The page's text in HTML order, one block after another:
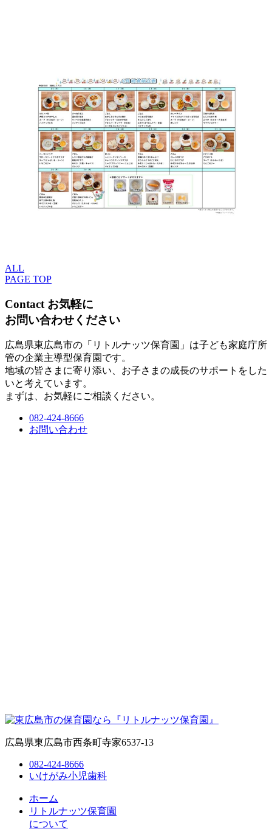
ALL
PAGE TOP
Contact お気軽に
お問い合わせください
広島県東広島市の「リトルナッツ保育園」は子ども家庭庁所
管の企業主導型保育園です。
地域の皆さまに寄り添い、お子さまの成長のサポートをした
いと考えています。
まずは、お気軽にご相談ください。
082-424-8666
お問い合わせ
広島県東広島市西条町寺家6537‐13
082-424-8666
いけがみ小児歯科
ホーム
リトルナッツ保育園
について